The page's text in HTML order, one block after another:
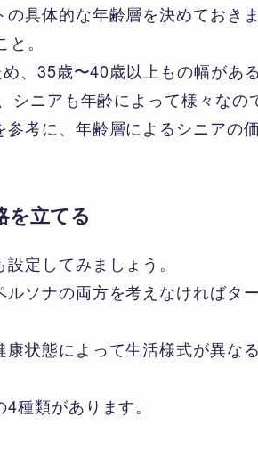
具体的な年齢層を決めておきま
。
、35歳〜40歳以上もの幅があ
ニアも年齢によって様々なの
考に、年齢層によるシニアの
を立てる
定してみましょう。
ソナの両方を考えなければタ
状態によって生活様式が異なる
種類があります。